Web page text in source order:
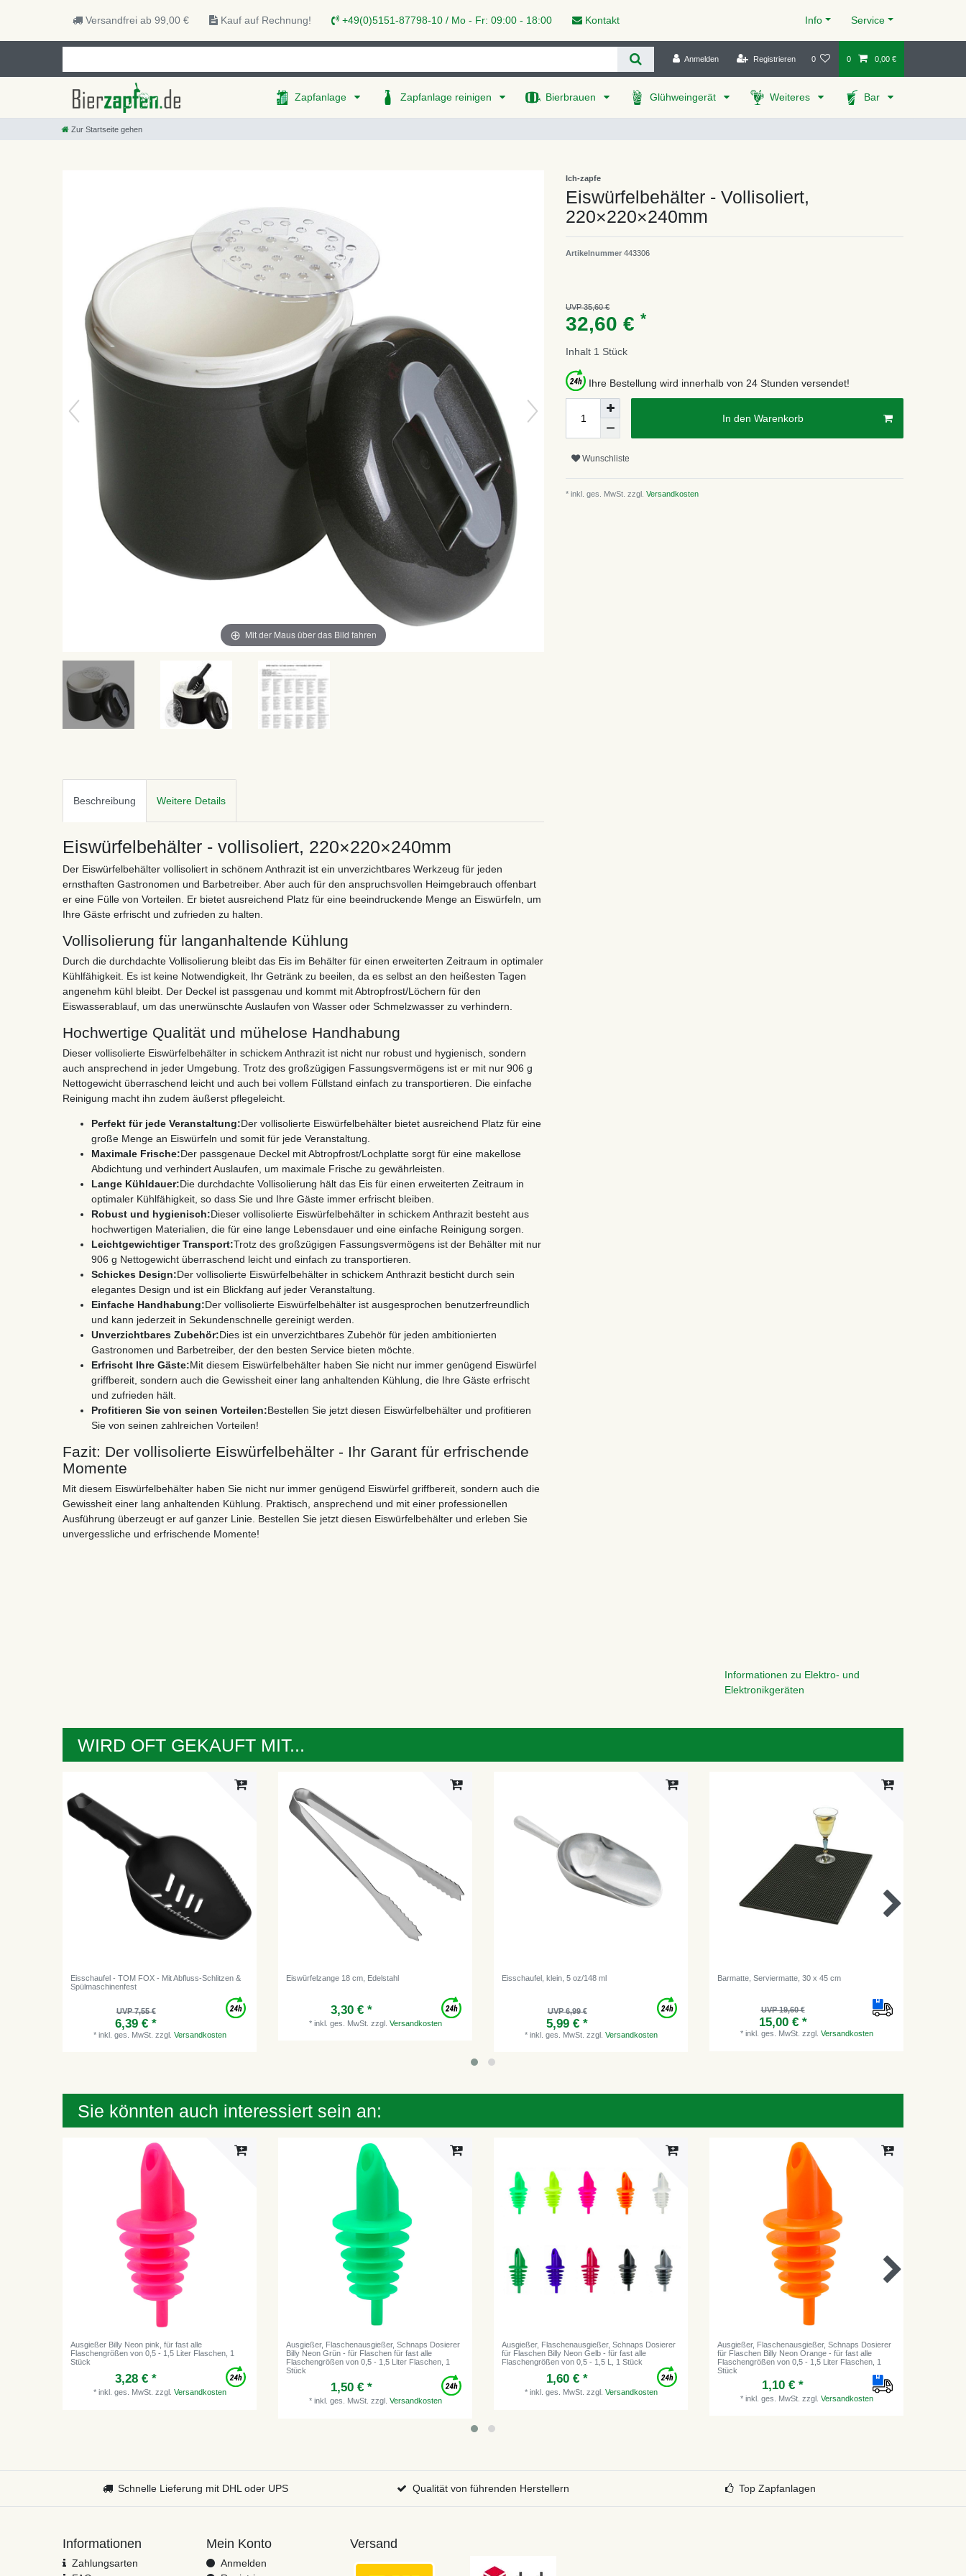
Versandfrei ab 99,00 € Kauf auf Rechnung! +49(0)5151-87798-10 / Mo - Fr: 09:00 - 18:00 Kontakt Info Service
Anmelden Registrieren 0 0 0,00 €
Zapfanlage Zapfanlage reinigen Bierbrauen Glühweingerät Weiteres Bar
Zur Startseite gehen
Mit der Maus über das Bild fahren
Ich-zapfe
Eiswürfelbehälter - Vollisoliert,
220×220×240mm
Artikelnummer 443306
UVP 35,60 €
32,60 € *
Inhalt 1 Stück
Ihre Bestellung wird innerhalb von 24 Stunden versendet!
In den Warenkorb
Wunschliste
* inkl. ges. MwSt. zzgl. Versandkosten
Beschreibung Weitere Details
Eiswürfelbehälter - vollisoliert, 220×220×240mm
Der Eiswürfelbehälter vollisoliert in schönem Anthrazit ist ein unverzichtbares Werkzeug für jeden
ernsthaften Gastronomen und Barbetreiber. Aber auch für den anspruchsvollen Heimgebrauch offenbart
er eine Fülle von Vorteilen. Er bietet ausreichend Platz für eine beeindruckende Menge an Eiswürfeln, um
Ihre Gäste erfrischt und zufrieden zu halten.
Vollisolierung für langanhaltende Kühlung
Durch die durchdachte Vollisolierung bleibt das Eis im Behälter für einen erweiterten Zeitraum in optimaler
Kühlfähigkeit. Es ist keine Notwendigkeit, Ihr Getränk zu beeilen, da es selbst an den heißesten Tagen
angenehm kühl bleibt. Der Deckel ist passgenau und kommt mit Abtropfrost/Löchern für den
Eiswasserablauf, um das unerwünschte Auslaufen von Wasser oder Schmelzwasser zu verhindern.
Hochwertige Qualität und mühelose Handhabung
Dieser vollisolierte Eiswürfelbehälter in schickem Anthrazit ist nicht nur robust und hygienisch, sondern
auch ansprechend in jeder Umgebung. Trotz des großzügigen Fassungsvermögens ist er mit nur 906 g
Nettogewicht überraschend leicht und auch bei vollem Füllstand einfach zu transportieren. Die einfache
Reinigung macht ihn zudem äußerst pflegeleicht.
Perfekt für jede Veranstaltung:Der vollisolierte Eiswürfelbehälter bietet ausreichend Platz für eine
große Menge an Eiswürfeln und somit für jede Veranstaltung.
Maximale Frische:Der passgenaue Deckel mit Abtropfrost/Lochplatte sorgt für eine makellose
Abdichtung und verhindert Auslaufen, um maximale Frische zu gewährleisten.
Lange Kühldauer:Die durchdachte Vollisolierung hält das Eis für einen erweiterten Zeitraum in
optimaler Kühlfähigkeit, so dass Sie und Ihre Gäste immer erfrischt bleiben.
Robust und hygienisch:Dieser vollisolierte Eiswürfelbehälter in schickem Anthrazit besteht aus
hochwertigen Materialien, die für eine lange Lebensdauer und eine einfache Reinigung sorgen.
Leichtgewichtiger Transport:Trotz des großzügigen Fassungsvermögens ist der Behälter mit nur
906 g Nettogewicht überraschend leicht und einfach zu transportieren.
Schickes Design:Der vollisolierte Eiswürfelbehälter in schickem Anthrazit besticht durch sein
elegantes Design und ist ein Blickfang auf jeder Veranstaltung.
Einfache Handhabung:Der vollisolierte Eiswürfelbehälter ist ausgesprochen benutzerfreundlich
und kann jederzeit in Sekundenschnelle gereinigt werden.
Unverzichtbares Zubehör:Dies ist ein unverzichtbares Zubehör für jeden ambitionierten
Gastronomen und Barbetreiber, der den besten Service bieten möchte.
Erfrischt Ihre Gäste:Mit diesem Eiswürfelbehälter haben Sie nicht nur immer genügend Eiswürfel
griffbereit, sondern auch die Gewissheit einer lang anhaltenden Kühlung, die Ihre Gäste erfrischt
und zufrieden hält.
Profitieren Sie von seinen Vorteilen:Bestellen Sie jetzt diesen Eiswürfelbehälter und profitieren
Sie von seinen zahlreichen Vorteilen!
Fazit: Der vollisolierte Eiswürfelbehälter - Ihr Garant für erfrischende
Momente
Mit diesem Eiswürfelbehälter haben Sie nicht nur immer genügend Eiswürfel griffbereit, sondern auch die
Gewissheit einer lang anhaltenden Kühlung. Praktisch, ansprechend und mit einer professionellen
Ausführung überzeugt er auf ganzer Linie. Bestellen Sie jetzt diesen Eiswürfelbehälter und erleben Sie
unvergessliche und erfrischende Momente!
Informationen zu Elektro- und
Elektronikgeräten
WIRD OFT GEKAUFT MIT...
Eisschaufel - TOM FOX - Mit Abfluss-Schlitzen &
Spülmaschinenfest
UVP 7,55 €
6,39 € *
* inkl. ges. MwSt. zzgl. Versandkosten
Eiswürfelzange 18 cm, Edelstahl
3,30 € *
* inkl. ges. MwSt. zzgl. Versandkosten
Eisschaufel, klein, 5 oz/148 ml
UVP 6,99 €
5,99 € *
* inkl. ges. MwSt. zzgl. Versandkosten
Barmatte, Serviermatte, 30 x 45 cm
UVP 19,60 €
15,00 € *
* inkl. ges. MwSt. zzgl. Versandkosten
Sie könnten auch interessiert sein an:
Ausgießer Billy Neon pink, für fast alle
Flaschengrößen von 0,5 - 1,5 Liter Flaschen, 1
Stück
3,28 € *
* inkl. ges. MwSt. zzgl. Versandkosten
Ausgießer, Flaschenausgießer, Schnaps Dosierer
Billy Neon Grün - für Flaschen für fast alle
Flaschengrößen von 0,5 - 1,5 Liter Flaschen, 1
Stück
1,50 € *
* inkl. ges. MwSt. zzgl. Versandkosten
Ausgießer, Flaschenausgießer, Schnaps Dosierer
für Flaschen Billy Neon Gelb - für fast alle
Flaschengrößen von 0,5 - 1,5 L, 1 Stück
1,60 € *
* inkl. ges. MwSt. zzgl. Versandkosten
Ausgießer, Flaschenausgießer, Schnaps Dosierer
für Flaschen Billy Neon Orange - für fast alle
Flaschengrößen von 0,5 - 1,5 Liter Flaschen, 1
Stück
1,10 € *
* inkl. ges. MwSt. zzgl. Versandkosten
Schnelle Lieferung mit DHL oder UPS Qualität von führenden Herstellern Top Zapfanlagen
Informationen
Zahlungsarten
Mein Konto
Anmelden
Versand